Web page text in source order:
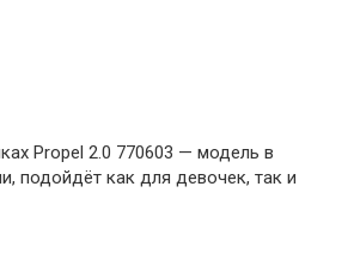
Propel 2.0 770603 — модель в
подойдёт как для девочек, так и